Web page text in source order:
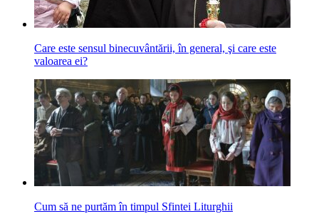
Care este sensul binecuvântării, în general, şi care este
valoarea ei?
Cum să ne purtăm în timpul Sfintei Liturghii